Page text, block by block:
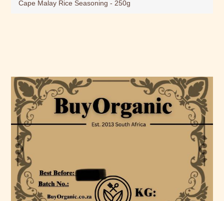
Cape Malay Rice Seasoning - 250g